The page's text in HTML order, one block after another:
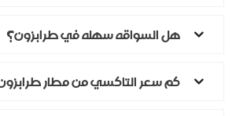
هل السواقه سهله في طرابزون؟
كم سعر التاكسي من مطار